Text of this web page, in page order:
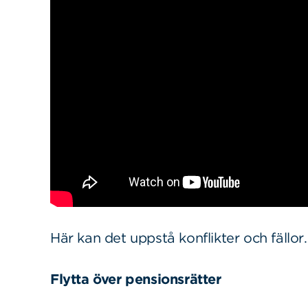
Här kan det uppstå konflikter och
Flytta över pensionsrätter